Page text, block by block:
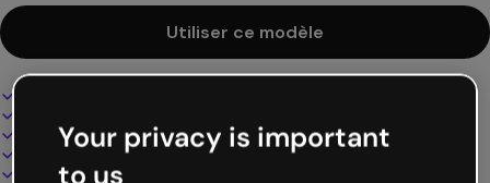
Utiliser ce modèle
Ajoutez audio, vidéo et multimédia
Présentez, partagez ou publiez en ligne
Téléchargez en PDF, MP4 et autres formats
Your privacy is important
to us